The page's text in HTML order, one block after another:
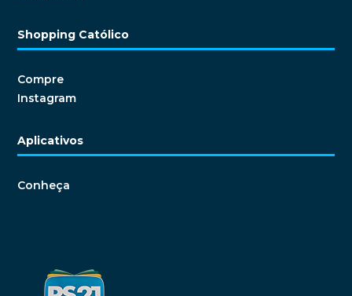
Shopping Católico
Compre
Instagram
Aplicativos
Conheça